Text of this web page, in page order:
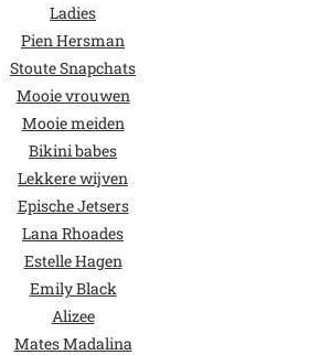
Ladies
Pien Hersman
Stoute Snapchats
Mooie vrouwen
Mooie meiden
Bikini babes
Lekkere wijven
Epische Jetsers
Lana Rhoades
Estelle Hagen
Emily Black
Alizee
Mates Madalina